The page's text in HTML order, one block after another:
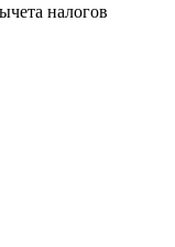
налогов